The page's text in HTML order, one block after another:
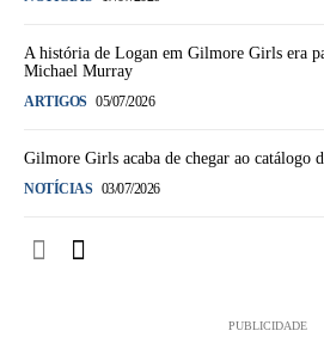
A história de Logan em Gilmore Girls era
Michael Murray
ARTIGOS 05/07/2026
Gilmore Girls acaba de chegar ao catálogo
NOTÍCIAS 03/07/2026
PUBLICIDADE